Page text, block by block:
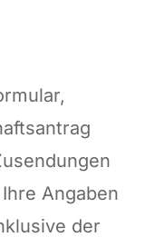
Angaben
der